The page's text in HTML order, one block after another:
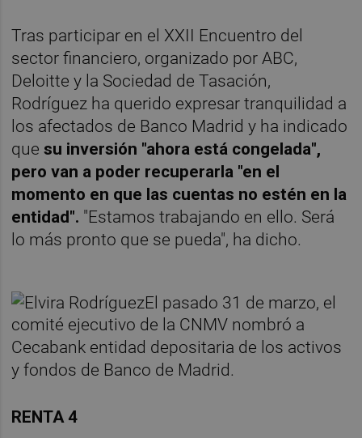
Tras participar en el XXII Encuentro del
sector financiero, organizado por ABC,
Deloitte y la Sociedad de Tasación,
Rodríguez ha querido expresar tranquilidad a
los afectados de Banco Madrid y ha indicado
quesu inversión "ahora está congelada",
pero van a poder recuperarla "en el
momento en que las cuentas no estén en la
entidad". "Estamos trabajando en ello. Será
lo más pronto que se pueda", ha dicho.
El pasado 31 de marzo, el
comité ejecutivo de la CNMV nombró a
Cecabank entidad depositaria de los activos
y fondos de Banco de Madrid.
RENTA 4